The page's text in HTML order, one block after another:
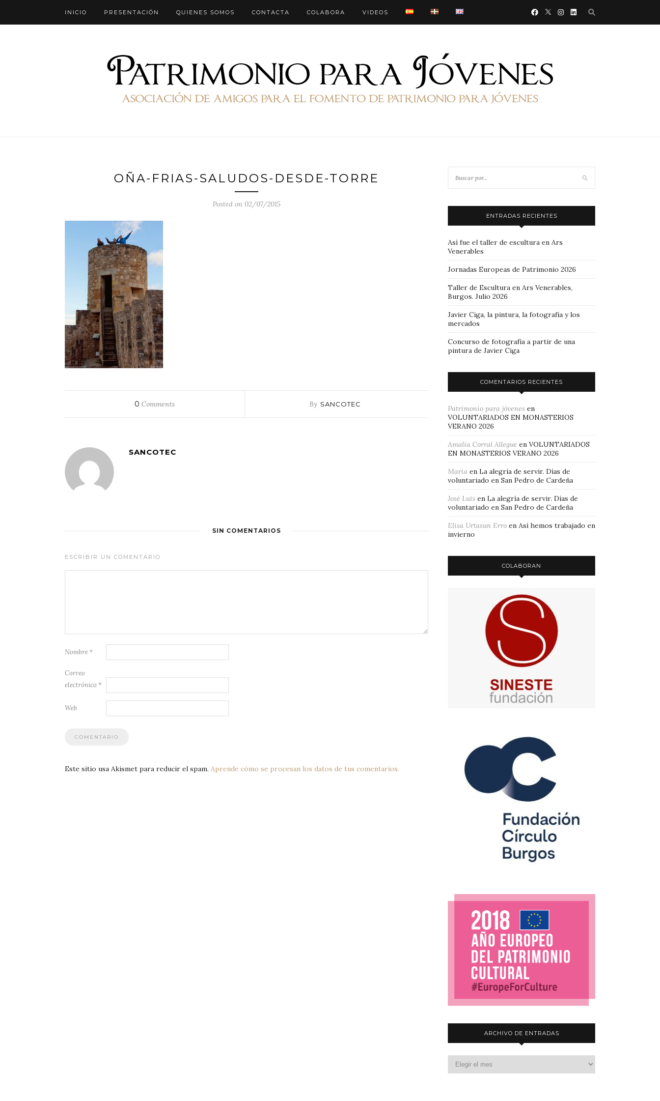
INICIO PRESENTACIÓN QUIENES SOMOS CONTACTA COLABORA VIDEOS
OÑA-FRIAS-SALUDOS-DESDE-TORRE
Posted on 02/07/2015
0 Comments By SANCOTEC
SANCOTEC
SIN COMENTARIOS
ESCRIBIR UN COMENTARIO
Nombre *
Correo
electrónico *
Web
Este sitio usa Akismet para reducir el spam. Aprende cómo se procesan los datos de tus comentarios.
ENTRADAS RECIENTES
Así fue el taller de escultura en Ars
Venerables
Jornadas Europeas de Patrimonio 2026
Taller de Escultura en Ars Venerables,
Burgos. Julio 2026
Javier Ciga, la pintura, la fotografía y los
mercados
Concurso de fotografía a partir de una
pintura de Javier Ciga
COMENTARIOS RECIENTES
Patrimonio para jóvenes en
VOLUNTARIADOS EN MONASTERIOS
VERANO 2026
Amalia Corral Allegue en VOLUNTARIADOS
EN MONASTERIOS VERANO 2026
Maria en La alegría de servir. Días de
voluntariado en San Pedro de Cardeña
José Luis en La alegría de servir. Días de
voluntariado en San Pedro de Cardeña
Elisa Urtasun Erro en Así hemos trabajado en
invierno
COLABORAN
ARCHIVO DE ENTRADAS